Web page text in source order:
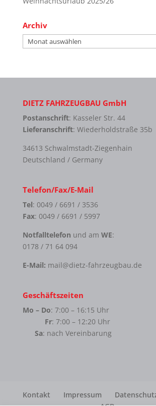
Archiv
Archiv
DIETZ FAHRZEUGBAU GmbH
Postanschrift: Kasseler Str. 44
Lieferanschrift: Wiederholdstraße 35b
34613 Schwalmstadt-Ziegenhain
Deutschland / Germany
Telefon/Fax/E-Mail
Tel: 0049 / 6691 / 3536
Fax: 0049 / 6691 / 5997
Notfalltelefon und am WE:
0178 / 71 64 094
E-Mail: mail@dietz-fahrzeugbau.de
Geschäftszeiten
Mo – Do: 7:00 – 16:15 Uhr
Fr: 7:00 – 12:20 Uhr
Sa: nach Vereinbarung
Kontakt Impressum